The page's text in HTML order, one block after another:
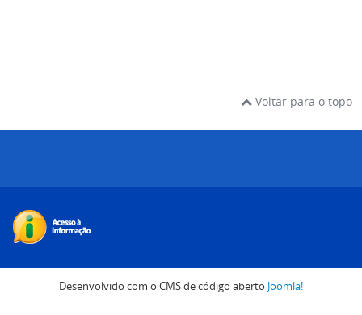
Voltar para o topo
Desenvolvido com o CMS de código aberto Joomla!